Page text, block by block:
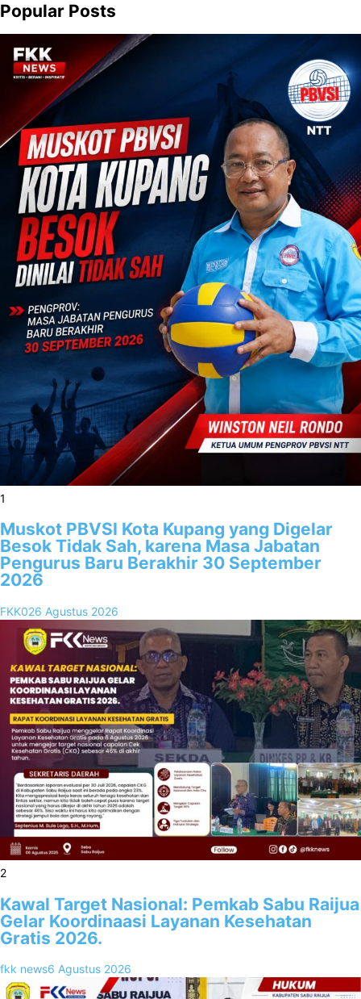
Popular Posts
1
Muskot PBVSI Kota Kupang yang Digelar
Besok Tidak Sah, karena Masa Jabatan
Pengurus Baru Berakhir 30 September
2026
FKK026 Agustus 2026
2
Kawal Target Nasional: Pemkab Sabu Raijua
Gelar Koordinaasi Layanan Kesehatan
Gratis 2026.
fkk news6 Agustus 2026